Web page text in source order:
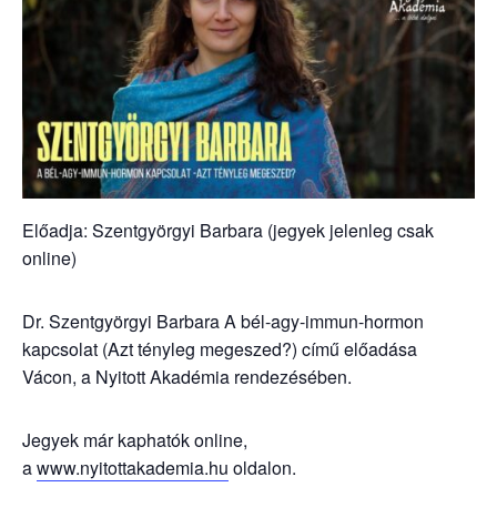
Előadja: Szentgyörgyi Barbara (jegyek jelenleg csak
online)
Dr. Szentgyörgyi Barbara A bél-agy-immun-hormon
kapcsolat (Azt tényleg megeszed?) című előadása
Vácon, a Nyitott Akadémia rendezésében.
Jegyek már kaphatók online,
awww.nyitottakademia.hu oldalon.